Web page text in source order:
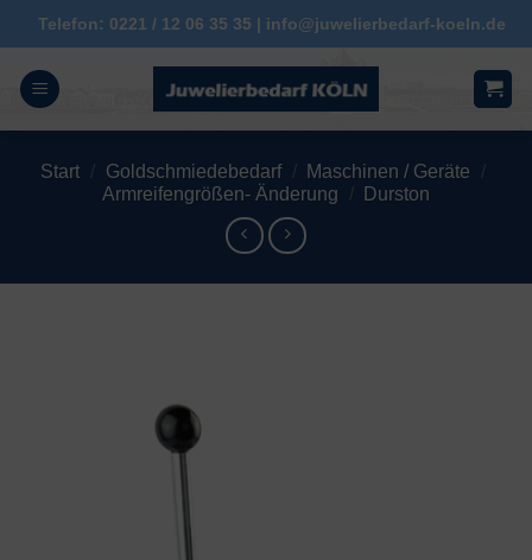
Zum
Inhalt
springen
Telefon: 0221 / 12 06 35 35 | info@juwelierbedarf-koeln.de
Start / Goldschmiedebedarf / Maschinen / Geräte
/
Armreifengrößen- Änderung
/ Durston